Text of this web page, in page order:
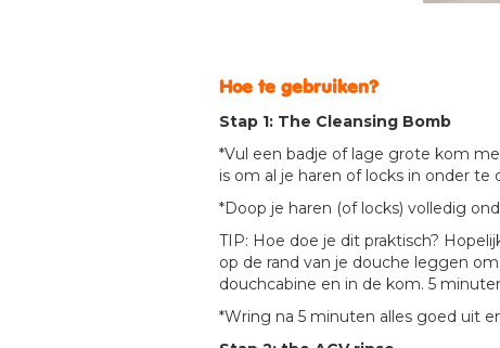
Hoe te gebruiken?
Stap 1: The Cleansing Bomb
*Vul een badje of lage grote kom
is om al je haren of locks in onder
*Doop je haren (of locks) volledig
TIP: Hoe doe je dit praktisch?
op de rand van je douche leggen
douchcabine en in de kom. 5
*Wring na 5 minuten alles goed uit